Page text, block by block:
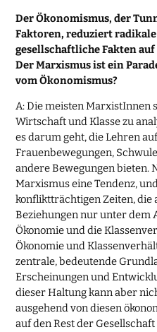
Der Ökonomismus, der
Faktoren, reduziert
gesellschaftliche Fakten
Der Marxismus ist ein
vom Ökonomismus?
A: Die meisten MarxistInnen
Wirtschaft und Klasse zu
es darum geht, die Lehren
Frauenbewegungen,
andere Bewegungen bieten.
Marxismus eine Tendenz,
konfliktträchtigen Zeiten, die
Beziehungen nur unter dem
Ökonomie und die
Ökonomie und
zentrale, bedeutende
Erscheinungen und
dieser Haltung kann aber
ausgehend von diesen
auf den Rest der